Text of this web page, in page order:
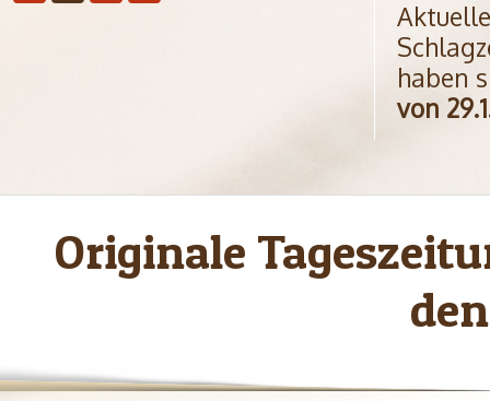
haben
von
Originale